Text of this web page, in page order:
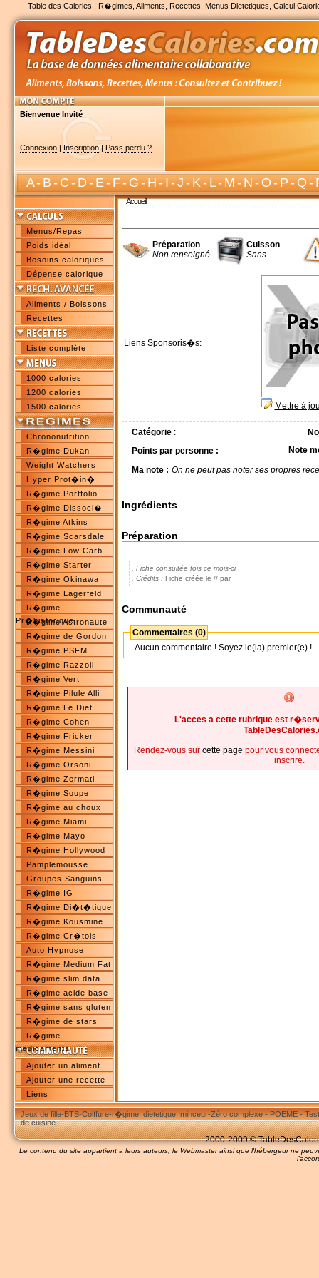
Table des Calories : R�gimes, Aliments, Recettes, Menus Dietetiques, Calcul
Bienvenue Invité
Connexion| Inscription| Pass perdu ?
A-B-C-D-E-F-G-H-I-J-K-L-M-N-O-P-Q-
Accueil
Menus/Repas
Poids idéal
Besoins caloriques
Dépense calorique
Aliments / Boissons
Recettes
Liste complète
1000 calories
1200 calories
1500 calories
Chrononutrition
R�gime Dukan
Weight Watchers
Hyper Prot�in�
R�gime Portfolio
R�gime Dissoci�
R�gime Atkins
R�gime Scarsdale
R�gime Low Carb
R�gime Starter
R�gime Okinawa
R�gime Lagerfeld
R�gime
Pr�historique
R�gime Astronaute
R�gime de Gordon
R�gime PSFM
R�gime Razzoli
R�gime Vert
R�gime Pilule Alli
R�gime Le Diet
R�gime Cohen
R�gime Fricker
R�gime Messini
R�gime Orsoni
R�gime Zermati
R�gime Soupe
R�gime au choux
R�gime Miami
R�gime Mayo
R�gime Hollywood
Pamplemousse
Groupes Sanguins
R�gime IG
R�gime Di�t�tique
R�gime Kousmine
R�gime Cr�tois
Auto Hypnose
R�gime Medium Fat
R�gime slim data
R�gime acide base
R�gime sans gluten
R�gime de stars
R�gime
medicaments
Ajouter un aliment
Ajouter une recette
Liens
Préparation
Non renseigné
Cuisson
Sans
Liens Sponsoris�s:
Mettre à
Catégorie:
Points par personne :
Note
Ma note : On ne peut pas noter ses propres
Ingrédients
Préparation
. Fiche consultée fois ce mois-ci
. Crédits :Fiche créée le // par
Communauté
Commentaires (0)
Aucun commentaire ! Soyez le(la) premier(e) !
L'acces a cette rubrique est
Rendez-vous sur cette page pour vous
inscrire.
Jeux de fille-BTS-Coiffure-r�gime, dietetique, minceur-Zéro complexe-POEME-
de cuisine
2000-2009 ©
Le contenu du site appartient a leurs auteurs, le Webmaster ainsi que l'hébergeur ne